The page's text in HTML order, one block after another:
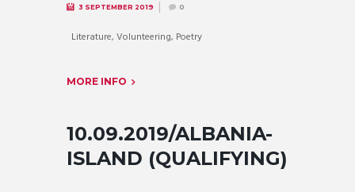
3 SEPTEMBER 2019 0
Literature, Volunteering, Poetry
MORE INFO
10.09.2019/ALBANIA-
ISLAND (QUALIFYING)